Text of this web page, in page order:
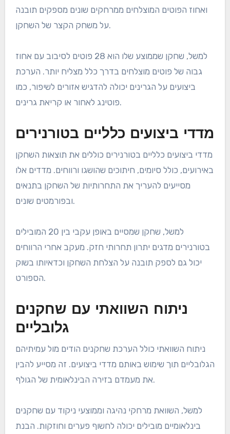
ואחוז הפוטים המוצלחים ממרחקים שונים מספקים תובנה
על משחק הקצר של השחקן.
למשל, שחקן שממוצע שלו הוא 28 פוטים לסיבוב עם אחוז
גבוה של פוטים מוצלחים בדרך כלל מצליח יותר. הערכת
ביצועים על הגרינים יכולה להדגיש אזורים לשיפור, כמו
פוטינג לאחור או קריאת גרינים.
מדדי ביצועים כלליים בטורנירים
מדדי ביצועים כלליים בטורנירים כוללים את תוצאות השחקן
באירועים, כולל סיומים, חיתוכים שהושגו ורווחים. מדדים אלו
מסייעים להעריך את התחרותיות של השחקן בתנאים
ובפורמטים שונים.
למשל, שחקן שמסיים באופן עקבי בין 20 המובילים
בטורנירים מדגים יתרון תחרותי חזק. מעקב אחרי הרווחים
יכול גם לספק תובנה על הצלחת השחקן וכדאיותו בשוק
הספורט.
ניתוח השוואתי עם שחקנים
גלובליים
ניתוח השוואתי כולל הערכת שחקנים הודים מול עמיתיהם
הגלובליים תוך שימוש באותם מדדי ביצועים. זה מסייע להבין
את מעמדם בזירה הבינלאומית של הגולף.
למשל, השוואת מרחקי נהיגה וממוצעי ניקוד עם שחקנים
בינלאומיים מובילים יכולה לחשוף פערים וחוזקות. הבנת